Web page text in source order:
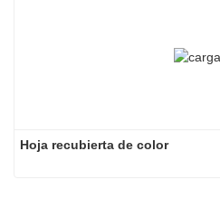
Hoja recubierta de color